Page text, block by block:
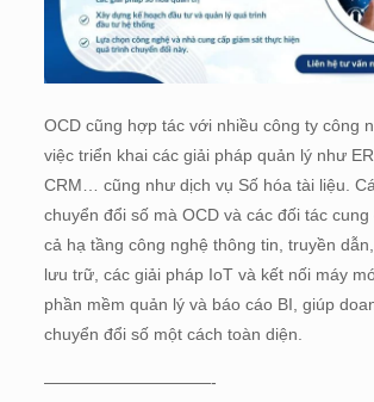
OCD cũng hợp tác với nhiều công ty công
việc triển khai các giải pháp quản lý như
CRM… cũng như dịch vụ Số hóa tài liệu.
chuyển đổi số mà OCD và các đối tác
cả hạ tầng công nghệ thông tin, truyền
lưu trữ, các giải pháp IoT và kết nối máy
phần mềm quản lý và báo cáo BI, giúp
chuyển đổi số một cách toàn diện.
——————————-